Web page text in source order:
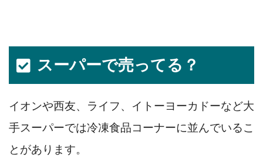
スーパーで売ってる？
イオンや西友、ライフ、イトーヨーカドーなど大
手スーパーでは冷凍食品コーナーに並んでいるこ
とがあります。